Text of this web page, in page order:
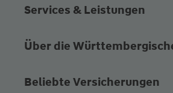
Services & Leistungen
Über die
Beliebte Versicherungen